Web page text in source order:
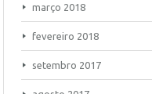
março 2018
fevereiro 2018
setembro 2017